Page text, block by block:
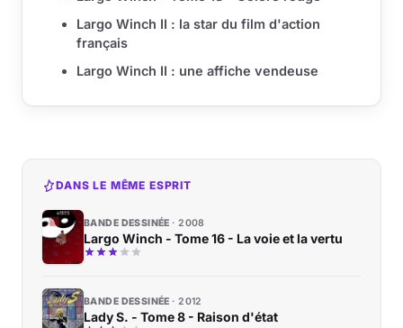
Largo Winch II : la star du film d'action
français
Largo Winch II : une affiche vendeuse
DANS LE MÊME ESPRIT
BANDE DESSINÉE 2008
Largo Winch - Tome 16 - La voie et la vertu
BANDE DESSINÉE 2012
Lady S. - Tome 8 - Raison d'état